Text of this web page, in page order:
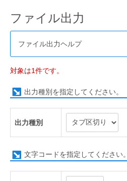
ファイル出力
ファイル出力ヘルプ
対象は1件です。
出力種別を指定してください。
出力種別
文字コードを指定してください。